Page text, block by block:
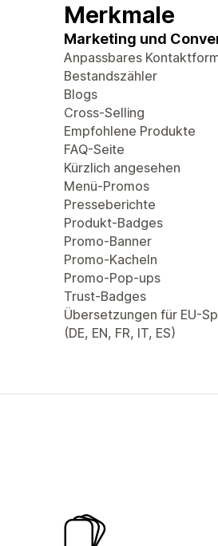
Merkmale
Marketing und
Anpassbares
Bestandszähler
Blogs
Cross-Selling
Empfohlene Produkte
FAQ-Seite
Kürzlich angesehen
Menü-Promos
Presseberichte
Produkt-Badges
Promo-Banner
Promo-Kacheln
Promo-Pop-ups
Trust-Badges
Übersetzungen für EU-
(DE, EN, FR, IT, ES)